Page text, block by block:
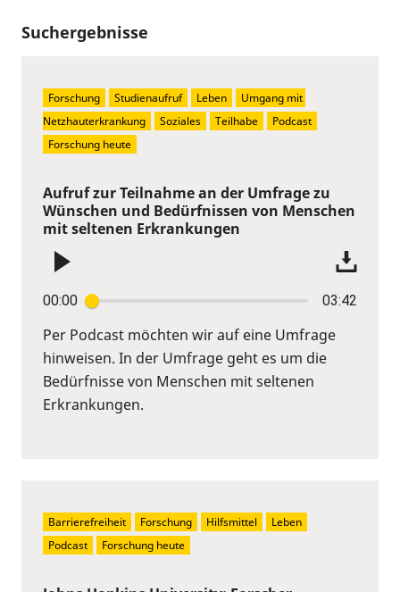
Suchergebnisse
Aufruf zur Teilnahme an der Umfrage zu
Wünschen und Bedürfnissen von Menschen
mit seltenen Erkrankungen
00:00 03:42
Per Podcast möchten wir auf eine Umfrage
hinweisen. In der Umfrage geht es um die
Bedürfnisse von Menschen mit seltenen
Erkrankungen.
Forschung Studienaufruf Leben
Umgang mit
Netzhauterkrankung
Soziales Teilhabe
Podcast
Forschung heute
Barrierefreiheit Forschung Hilfsmittel
Leben
Podcast
Forschung heute